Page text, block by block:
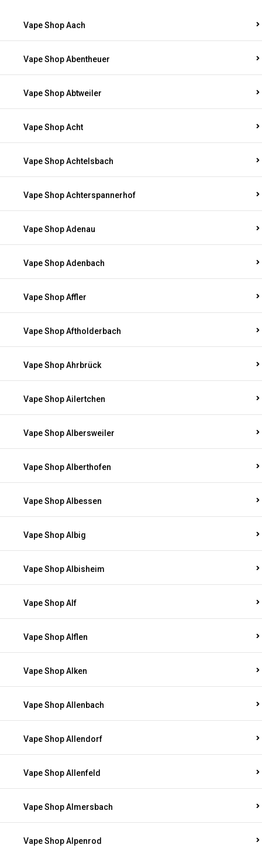
Vape Shop Aach
Vape Shop Abentheuer
Vape Shop Abtweiler
Vape Shop Acht
Vape Shop Achtelsbach
Vape Shop Achterspannerhof
Vape Shop Adenau
Vape Shop Adenbach
Vape Shop Affler
Vape Shop Aftholderbach
Vape Shop Ahrbrück
Vape Shop Ailertchen
Vape Shop Albersweiler
Vape Shop Alberthofen
Vape Shop Albessen
Vape Shop Albig
Vape Shop Albisheim
Vape Shop Alf
Vape Shop Alflen
Vape Shop Alken
Vape Shop Allenbach
Vape Shop Allendorf
Vape Shop Allenfeld
Vape Shop Almersbach
Vape Shop Alpenrod